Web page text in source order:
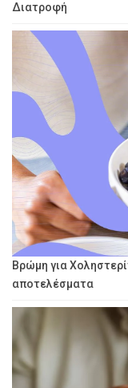
Διατροφή
Βρώμη για
αποτελέσματα